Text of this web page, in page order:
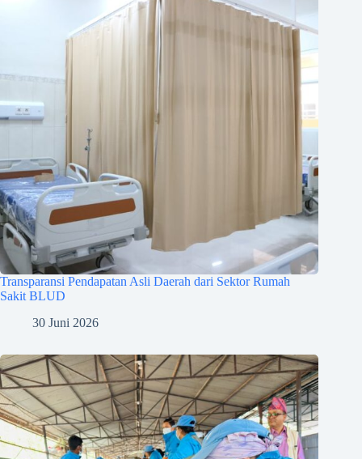
Transparansi Pendapatan Asli Daerah dari Sektor Rumah
Sakit BLUD
30 Juni 2026